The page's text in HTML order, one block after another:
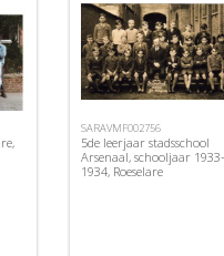
SARAVMF002756
5de leerjaar stadsschool
Arsenaal, schooljaar 1933-
1934, Roeselare